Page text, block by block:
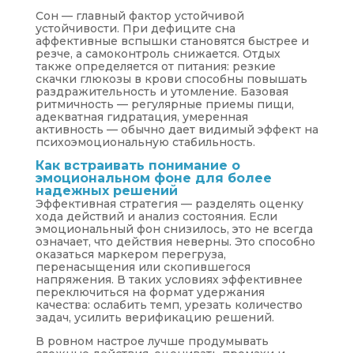
Сон — главный фактор устойчивой
устойчивости. При дефиците сна
аффективные вспышки становятся быстрее и
резче, а самоконтроль снижается. Отдых
также определяется от питания: резкие
скачки глюкозы в крови способны повышать
раздражительность и утомление. Базовая
ритмичность — регулярные приемы пищи,
адекватная гидратация, умеренная
активность — обычно дает видимый эффект на
психоэмоциональную стабильность.
Как встраивать понимание о
эмоциональном фоне для более
надежных решений
Эффективная стратегия — разделять оценку
хода действий и анализ состояния. Если
эмоциональный фон снизилось, это не всегда
означает, что действия неверны. Это способно
оказаться маркером перегруза,
перенасыщения или скопившегося
напряжения. В таких условиях эффективнее
переключиться на формат удержания
качества: ослабить темп, урезать количество
задач, усилить верификацию решений.
В ровном настрое лучше продумывать